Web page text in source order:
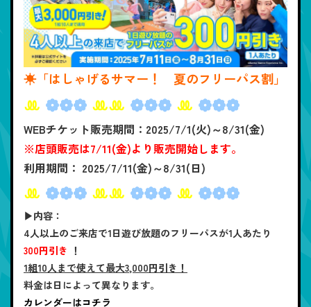
☀「はしゃげるサマー！ 夏のフリーパス割」
ꔛ ❁❁❁ ꔛꔛ ❁❁❁ ꔛ ❁❁❁
WEBチケット販売期間：2025/7/1(火)～8/31(金)
※店頭販売は7/11(金)より販売開始します。
利用期間： 2025/7/11(金)～8/31(日)
ꔛ ❁❁❁ ꔛꔛ ❁❁❁ ꔛ ❁❁❁
▶内容：
4人以上のご来店で1日遊び放題のフリーパスが1人あたり
300円引き ！
1組10人まで使えて最大3,000円引き！
料金は日によって異なります。
カレンダーはコチラ